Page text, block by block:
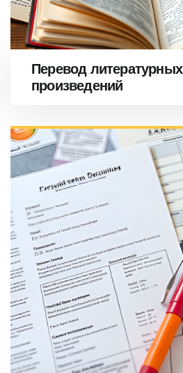
Перевод литературных
произведений